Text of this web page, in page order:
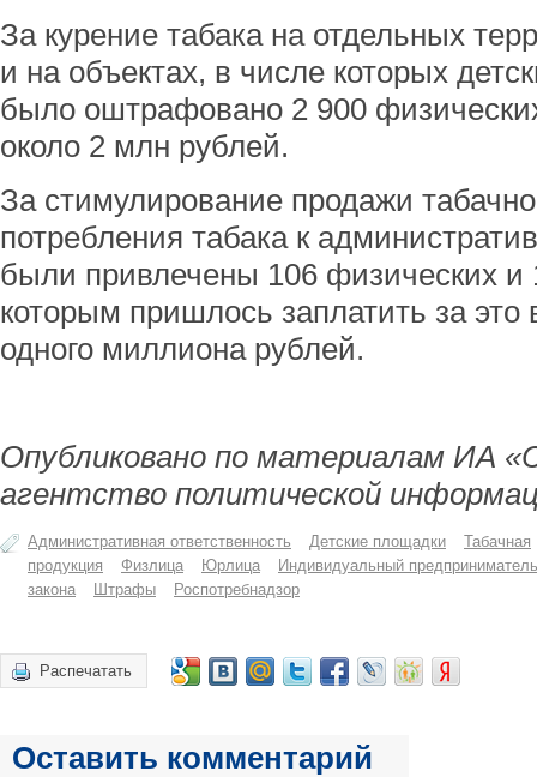
За курение табака на отдельных
и на объектах, в числе которых
было оштрафовано 2 900
около 2 млн рублей.
За стимулирование продажи
потребления табака к
были привлечены 106 физических и
которым пришлось заплатить за
одного миллиона рублей.
Опубликовано по материалам ИА
агентство политической
Административная ответственность Детские площадки
Табачная
продукция
Физлица Юрлица
Индивидуальный предприниматель
закона
Штрафы Роспотребнадзор
Распечатать
Оставить комментарий